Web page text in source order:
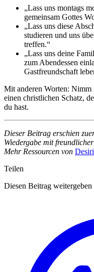
„Lass uns montags
gemeinsam Gottes
„Lass uns diese
studieren und uns
treffen.“
„Lass uns deine
zum Abendessen
Gastfreundschaft
Mit anderen Worten: Nimm
einen christlichen Schatz,
du hast.
Dieser Beitrag erschien
Wiedergabe mit
Mehr Ressourcen von
Teilen
Diesen Beitrag weitergeben